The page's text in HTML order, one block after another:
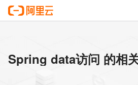
Spring data访问 的相